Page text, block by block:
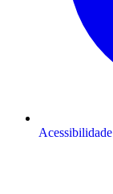
Acessibilidade